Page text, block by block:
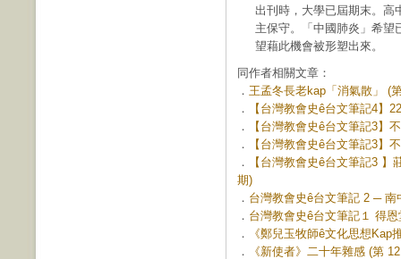
出刊時，大學已屆期末。高
主保守。「中國肺炎」希望
望藉此機會被形塑出來。
同作者相關文章：
． 王孟冬長老kap「消氣散」 (
．
【台灣教會史ê台文筆記4】
．
【台灣教會史ê台文筆記3】
．
【台灣教會史ê台文筆記3】
．
【台灣教會史ê台文筆記3
期)
． 台灣教會史ê台文筆記 2 ─
． 台灣教會史ê台文筆記１ 得
．
《鄭兒玉牧師ê文化思想Kap
．
《新使者》二十年雜感 (第